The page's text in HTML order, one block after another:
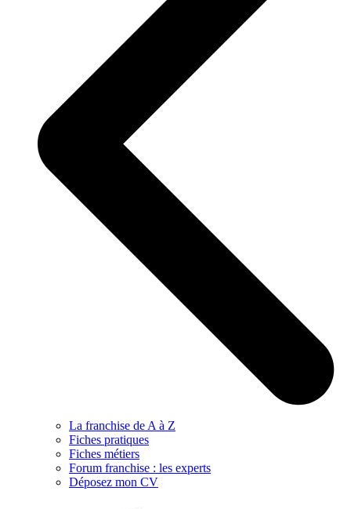
La franchise de A à Z
Fiches pratiques
Fiches métiers
Forum franchise : les experts
Déposez mon CV